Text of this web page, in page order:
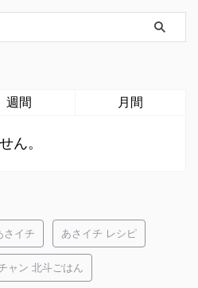
週間 月間
ん。
さイチ あさイチ レシピ
ャン 北斗ごはん